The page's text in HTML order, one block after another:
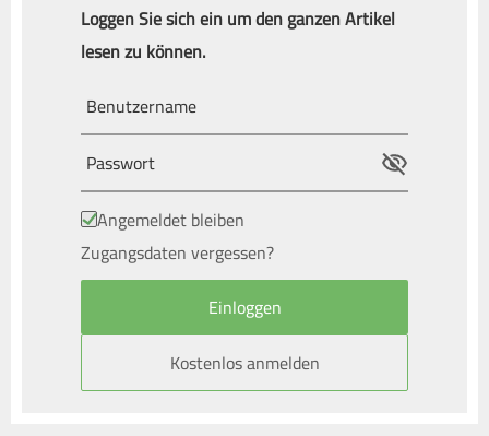
Loggen Sie sich ein um den ganzen Artikel
lesen zu können.
Angemeldet bleiben
Zugangsdaten vergessen?
Kostenlos anmelden